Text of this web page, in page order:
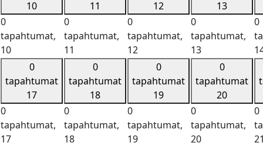
10
0
tapahtumat,
10
11
0
tapahtumat,
11
12
0
tapahtumat,
12
13
0
tapahtumat,
13
0
0
tapahtumat
17
0
tapahtumat,
17
0
tapahtumat
18
0
tapahtumat,
18
0
tapahtumat
19
0
tapahtumat,
19
0
tapahtumat
20
0
tapahtumat,
20
0